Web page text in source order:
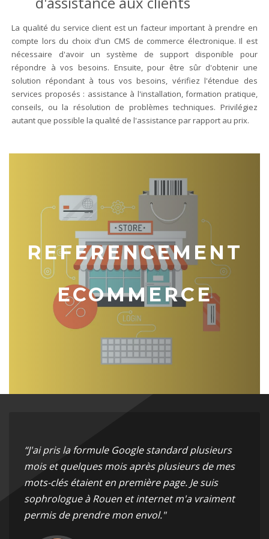
La qualité du service client est un facteur important à prendre en
compte lors du choix d'un CMS de commerce électronique. Il est
nécessaire d'avoir un système de support disponible pour
répondre à vos besoins. Ensuite, pour être sûr d'obtenir une
solution répondant à tous vos besoins, vérifiez l'étendue des
services proposés : assistance à l'installation, formation pratique,
conseils, ou la résolution de problèmes techniques. Privilégiez
autant que possible la qualité de l'assistance par rapport au prix.
REFERENCEMENT
ECOMMERCE
“J'ai pris la formule Google standard plusieurs
mois et quelques mois après plusieurs de mes
mots-clés étaient en première page. Je suis
sophrologue à Rouen et internet m'a vraiment
permis de prendre mon envol."